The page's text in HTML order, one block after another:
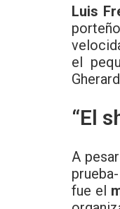
Luis
el
“El
A
fue el